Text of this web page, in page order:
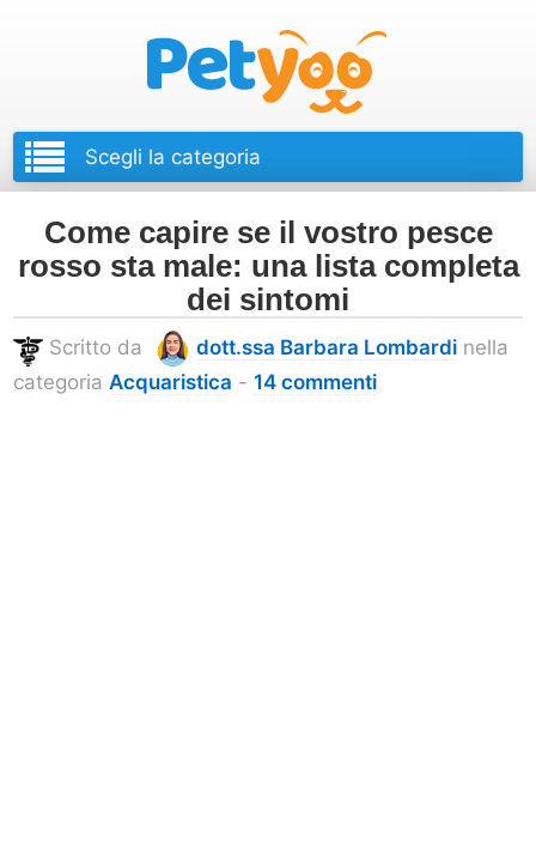
Come capire se il vostro pesce
rosso sta male: una lista completa
dei sintomi
Scritto da dott.ssa Barbara Lombardi nella
categoria Acquaristica - 14 commenti